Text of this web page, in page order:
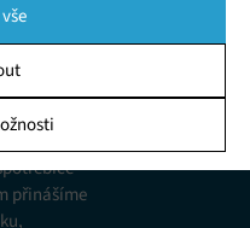
nebo kliknutím na tlačítko
v zařízení, Porozumění
kombinací údajů z
novinky
přinášíme